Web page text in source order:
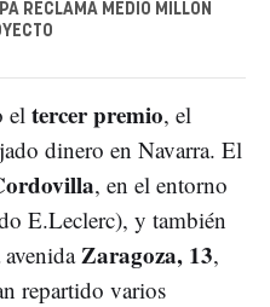
RECLAMA MEDIO MILLÓN
el tercer premio, el
dinero en Navarra. El
, en el entorno
E.Leclerc), y también
Zaragoza, 13,
repartido varios